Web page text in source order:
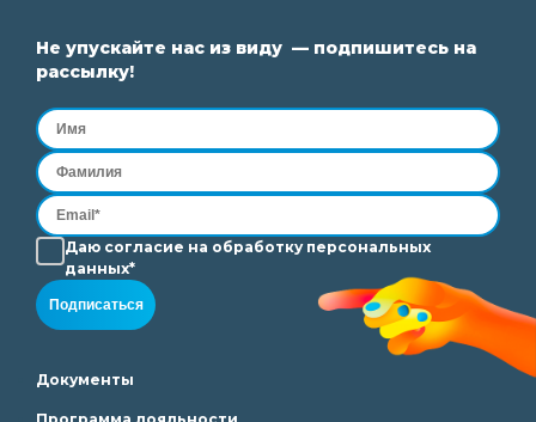
Не упускайте нас из виду — подпишитесь на
рассылку!
Даю согласие на обработкуперсональных
данных*
Подписаться
Документы